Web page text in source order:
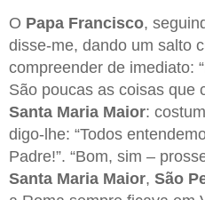
O Papa Francisco,
disse-me, dando um salto
compreender de imediato:
São poucas as coisas que
Santa Maria Maior:
digo-lhe: “Todos
Padre!”. “Bom, sim –
Santa Maria Maior, São